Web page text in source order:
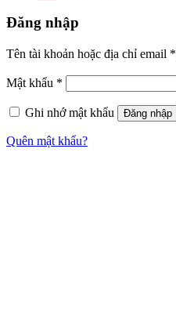
Đăng nhập
Tên tài khoản hoặc địa chỉ email *
Mật khẩu *
Ghi nhớ mật khẩu Đăng nhập
Quên mật khẩu?